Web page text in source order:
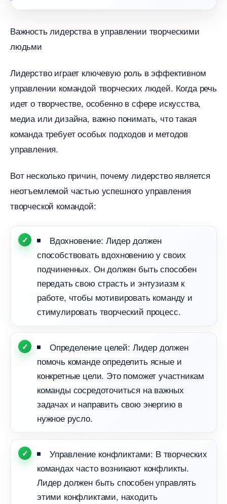
ажность лидерства в управлении творческими
людьми
Лидерство играет ключевую роль в эффективном
управлении командой творческих людей. Когда речь
идет о творчестве, особенно в сфере искусства,
медиа или дизайна, важно понимать, что такая
команда требует особых подходов и методо
управления.
от несколько причин, почему лидерство является
неотъемлемой частью успешного управления
творческой командой:
дохновение: Лидер должен
способствовать вдохновению у своих
подчиненных. Он должен быть способен
передать свою страсть и энтузиазм к
работе, чтобы мотивировать команду и
стимулировать творческий процесс.
Определение целей: Лидер должен
помочь команде определить ясные и
конкретные цели. Это поможет участникам
команды сосредоточиться на важных
задачах и направить свою энергию
нужное русло.
Управление конфликтами: В творческих
командах часто возникают конфликты.
Лидер должен быть способен управлять
этими конфликтами, находить